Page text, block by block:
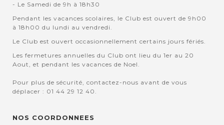
- Le Samedi de 9h à 18h30
Pendant les vacances scolaires, le Club est ouvert de 9h00
à 18h00 du lundi au vendredi.
Le Club est ouvert occasionnellement certains jours fériés.
Les fermetures annuelles du Club ont lieu du 1er au 20
Aout, et pendant les vacances de Noel.
Pour plus de sécurité, contactez-nous avant de vous
déplacer : 01 44 29 12 40.
NOS COORDONNEES